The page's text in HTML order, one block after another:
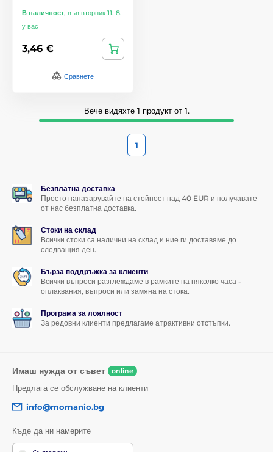
В наличност, във вторник 11. 8.
у вас
3,46 €
Сравнете
Вече видяхте 1 продукт от 1.
1
Безплатна доставка
Просто напазарувайте на стойност над 40 EUR и получавате
от нас безплатна доставка.
Стоки на склад
Всички стоки са налични на склад и ние ги доставяме до
следващия ден.
Бърза поддръжка за клиенти
Всички въпроси разглеждаме в рамките на няколко часа -
оплаквания, въпроси или замяна на стока.
Програма за лоялност
За редовни клиенти предлагаме атрактивни отстъпки.
Имаш нужда от съвет online
Предлага се обслужване на клиенти
info@momanio.bg
Къде да ни намерите